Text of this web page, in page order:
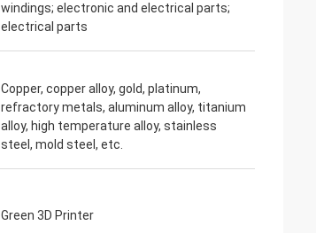
windings; electronic and electrical parts;
electrical parts
Copper, copper alloy, gold, platinum,
refractory metals, aluminum alloy, titanium
alloy, high temperature alloy, stainless
steel, mold steel, etc.
Green 3D Printer